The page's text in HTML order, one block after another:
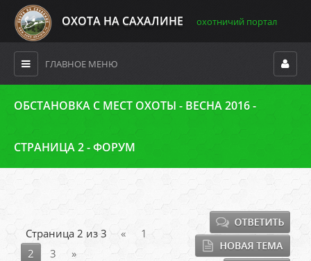
ОХОТА НА САХАЛИНЕ охотничий портал
ГЛАВНОЕ МЕНЮ
ОБСТАНОВКА С МЕСТ ОХОТЫ - ВЕСНА 2016 -
СТРАНИЦА 2 - ФОРУМ
Страница 2 из 3 «
1
2
3 »